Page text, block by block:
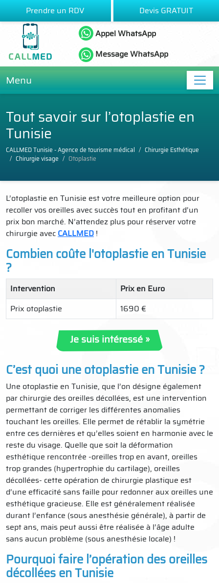
Prendre un RDV
Devis GRATUIT
Appel WhatsApp
Message WhatsApp
Menu
Tout savoir sur l’otoplastie en
Tunisie
CALLMED Tunisie - Agence de tourisme médical
Chirurgie Esthétique
Chirurgie visage
Otoplastie
L’otoplastie en Tunisie est votre meilleure option pour
recoller vos oreilles avec succès tout en profitant d’un
prix bon marché. N’attendez plus pour réserver votre
chirurgie avecCALLMED !
Combien coûte l'otoplastie en Tunisie
?
Intervention
Prix en Euro
Prix otoplastie
1690 €
Je suis intéressé »
C’est quoi une otoplastie en Tunisie ?
Une otoplastie en Tunisie, que l’on désigne également
par chirurgie des oreilles décollées, est une intervention
permettant de corriger les différentes anomalies
touchant les oreilles. Elle permet de rétablir la symétrie
entre ces dernières et qu’elles soient en harmonie avec le
reste du visage. Quelle que soit la déformation
esthétique rencontrée -oreilles trop en avant, oreilles
trop grandes (hypertrophie du cartilage), oreilles
décollées- cette opération de chirurgie plastique est
d’une efficacité sans faille pour redonner aux oreilles une
esthétique gracieuse. Elle est généralement réalisée
durant l’enfance (sous anesthésie générale), à partir de
sept ans, mais peut aussi être réalisée à l’âge adulte
sans aucun problème (sous anesthésie locale) !
Pourquoi faire l’opération des oreilles
décollées en Tunisie